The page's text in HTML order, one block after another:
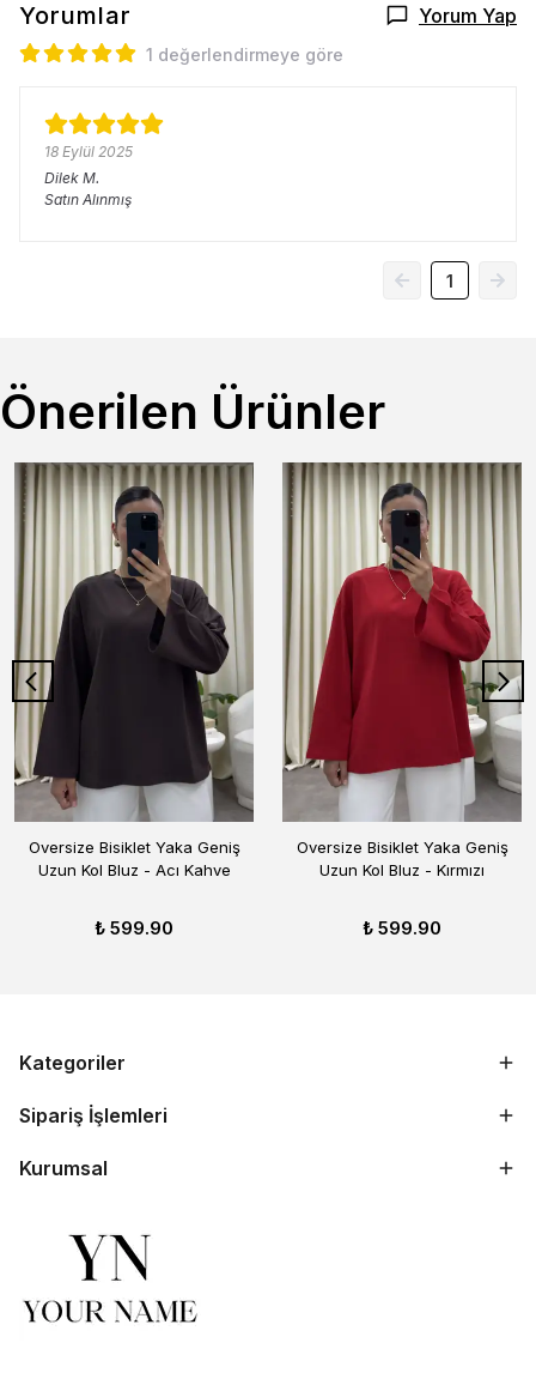
Yorumlar Yorum Yap
1 değerlendirmeye göre
18 Eylül 2025
Dilek M.
Satın Alınmış
1
Önerilen Ürünler
Oversize Bisiklet Yaka Geniş
Uzun Kol Bluz - Acı Kahve
₺ 599.90
Oversize Bisiklet Yaka Geniş
Uzun Kol Bluz - Kırmızı
₺ 599.90
Kategoriler
Sipariş İşlemleri
Kurumsal